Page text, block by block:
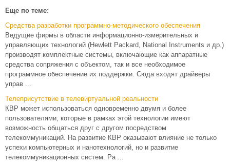
Еще по теме:
Средства разработки программно-методического обеспечения
Ведущие фирмы в области информационно-измерительных и
управляющих технологий (Hewlett Packard, National Instruments и др.)
производят комплектные системы, включающие как аппаратные
средства сопряжения с объектом, так и все необходимое
программное обеспечение их поддержки. Сюда входят драйверы
управ ...
Телеприсутствие в телевиртуальной реальности
КВР может использоваться одновременно двумя и более
пользователями, которые в рамках этой технологии имеют
возможность общаться друг с другом посредством
телекоммуникаций. На развитие КВР оказывают влияние не только
успехи компьютерных и нанотехнологий, но и развитие
телекоммуникационных систем. Ра ...